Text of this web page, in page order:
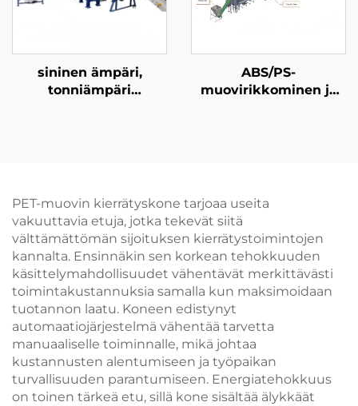
sininen ämpäri,
tonniämpäri
ABS/PS-
muovirikkominen ja
PET-muovin kierrätyskone tarjoaa useita
vakuuttavia etuja, jotka tekevät siitä
välttämättömän sijoituksen kierrätystoimintojen
kannalta. Ensinnäkin sen korkean tehokkuuden
käsittelymahdollisuudet vähentävät merkittävästi
toimintakustannuksia samalla kun maksimoidaan
tuotannon laatu. Koneen edistynyt
automaatiojärjestelmä vähentää tarvetta
manuaaliselle toiminnalle, mikä johtaa
kustannusten alentumiseen ja työpaikan
turvallisuuden parantumiseen. Energiatehokkuus
on toinen tärkeä etu, sillä kone sisältää älykkäät